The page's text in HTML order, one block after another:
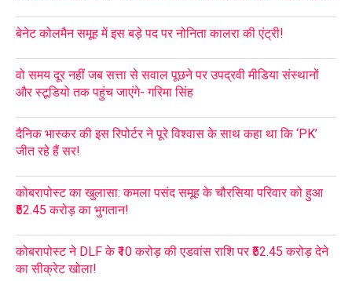
बेनेट कोलमैन समूह में इस बड़े पद पर नोनिता कालरा की एंट्री!
वो समय दूर नहीं जब सत्ता से सवाल पूछने पर उपद्रवी मीडिया संस्थानों
और स्टूडियो तक पहुंच जाएंगे- गरिमा सिंह
दैनिक भास्कर की इस रिपोर्टर ने पूरे विश्वास के साथ कहा था कि ‘PK’
जीत रहे हैं सर!
कोबरापोस्ट का खुलासा: कमला पसंद समूह के चौरसिया परिवार को हुआ
₹52.45 करोड़ का भुगतान!
कोबरापोस्ट ने DLF के ₹10 करोड़ की एडवांस राशि पर ₹52.45 करोड़ देने
का सीक्रेट खोला!